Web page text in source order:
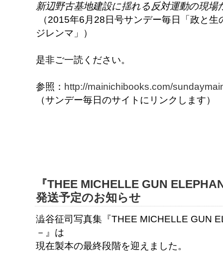
新辺野古基地建設に揺れる反対運動の現場
（2015年6月28日号サンデー毎日「政と
ジレンマ」）
是非ご一読ください。
参照： http://mainichibooks.com/
（サンデー毎日のサイトにリンクします）
『THEE MICHELLE GUN
発送予定のお知らせ
澁谷征司写真集『THEE MICHELLE GUN
－』は
現在製本の最終段階を迎えました。